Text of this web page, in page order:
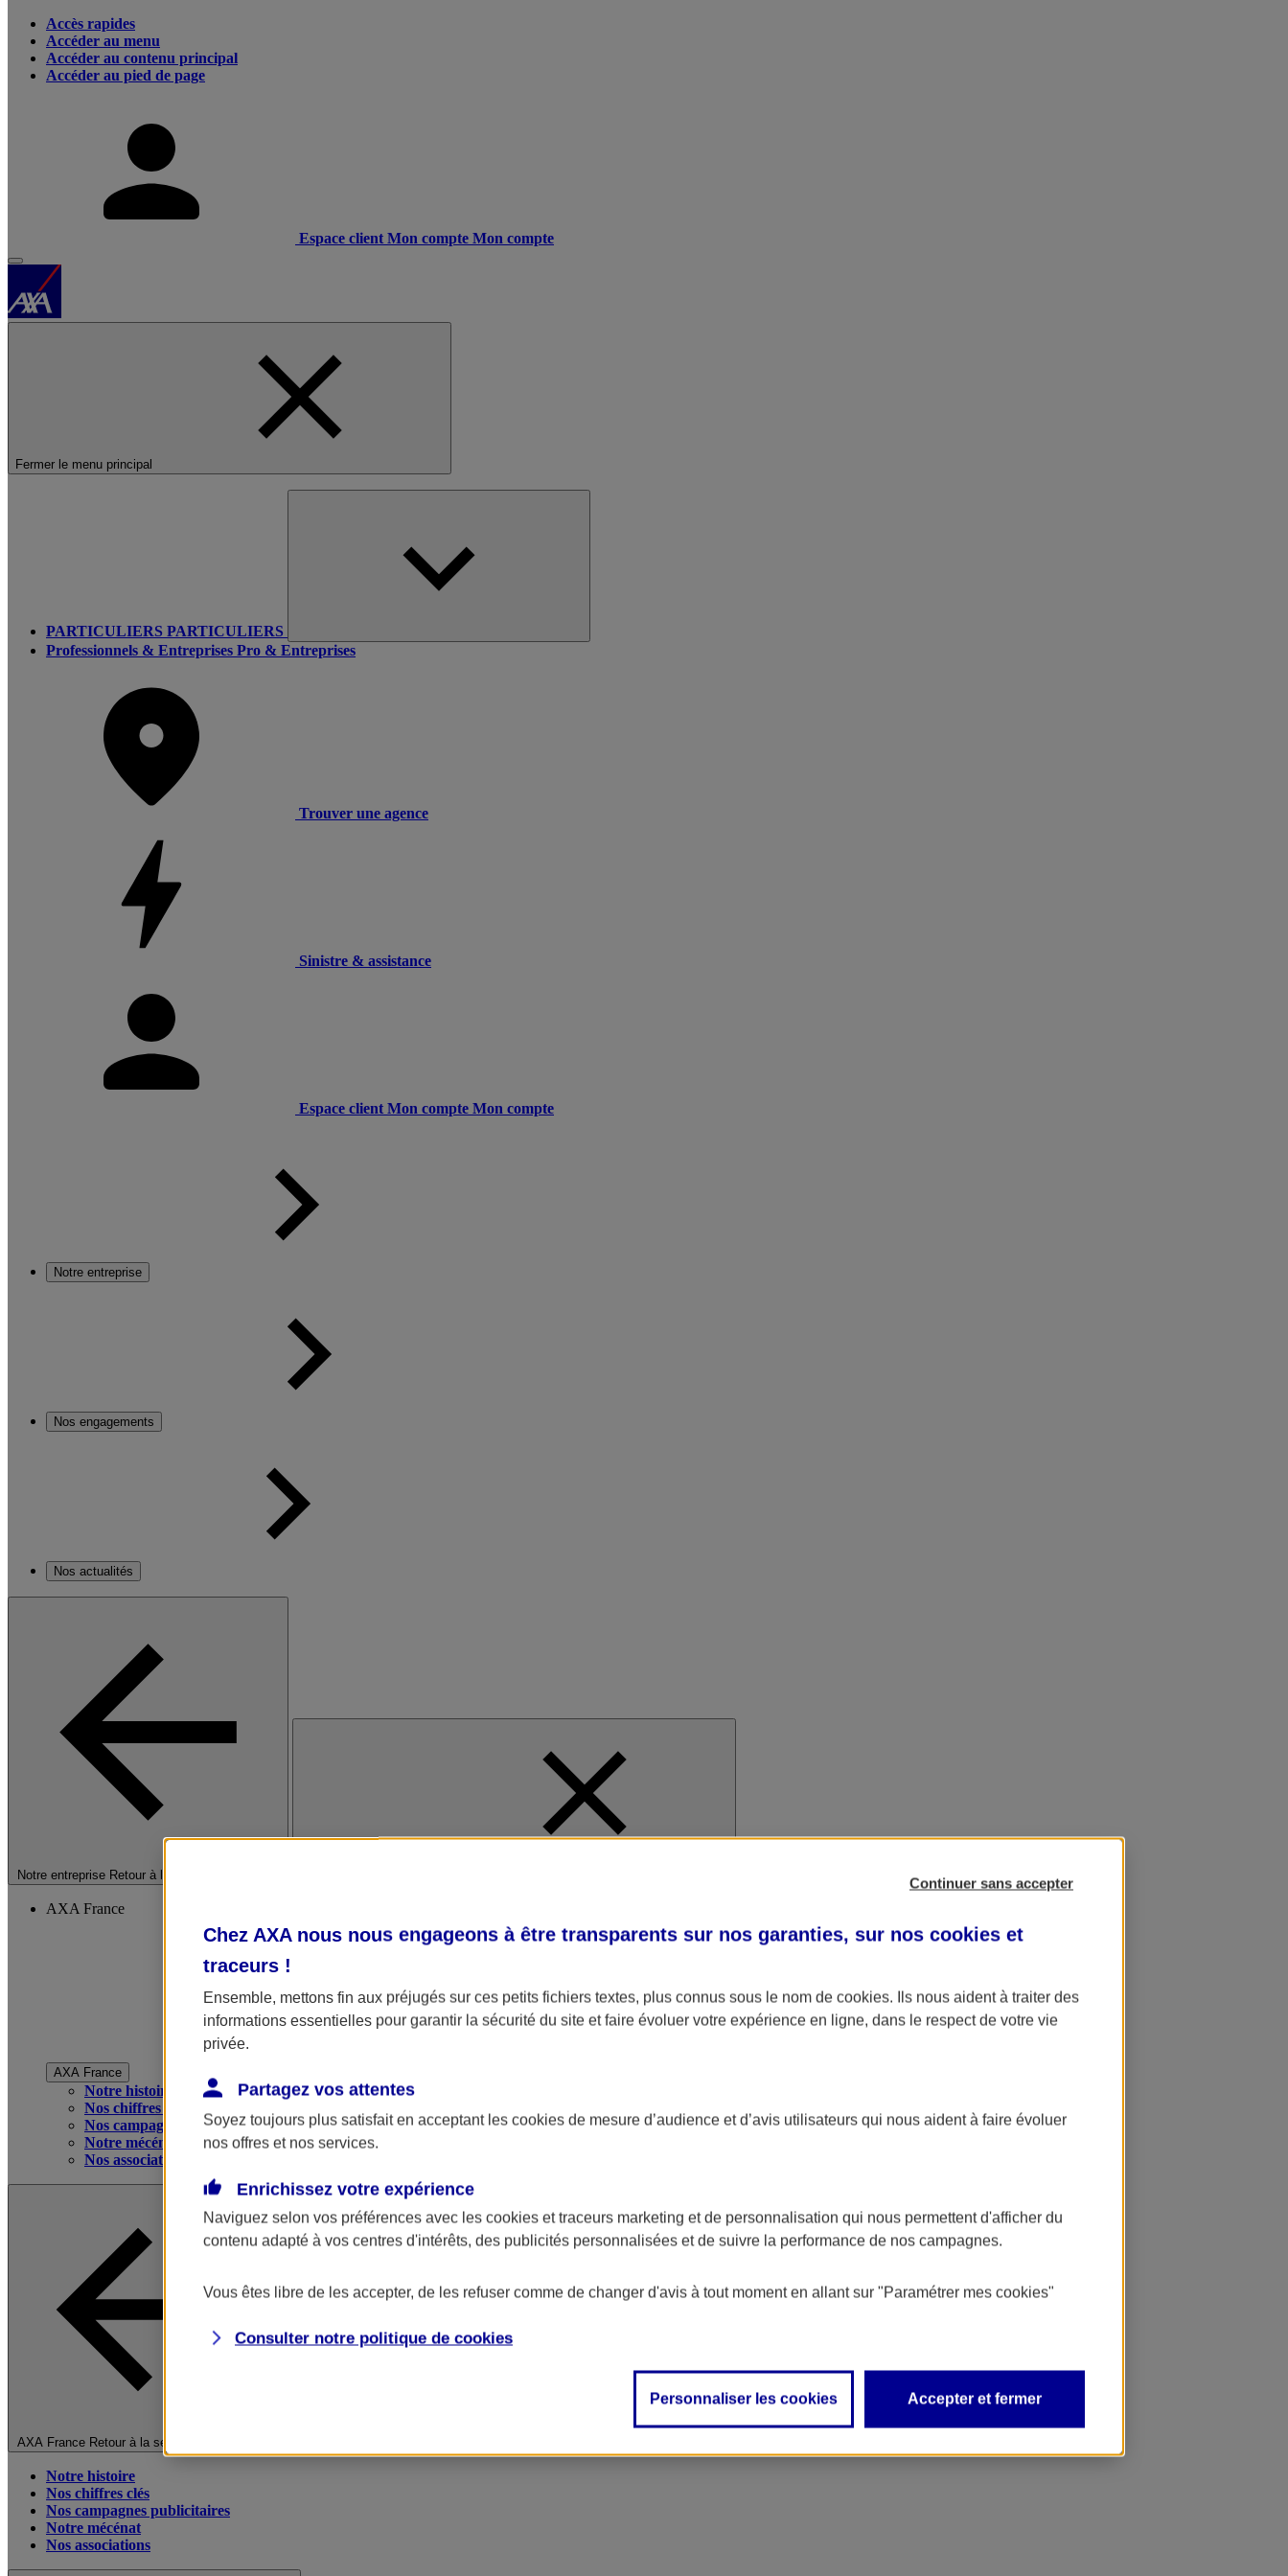
Accès rapides
Accéder au menu
Accéder au contenu principal
Accéder au pied de page
Espace client Mon compte Mon compte
Fermer le menu principal
PARTICULIERS PARTICULIERS
Professionnels & Entreprises Pro & Entreprises
Trouver une agence
Sinistre & assistance
Espace client Mon compte Mon compte
Notre entreprise
Nos engagements
Nos actualités
Notre entreprise Retour à la section précédente
AXA France
AXA France
Notre histoire
Nos chiffres clés
Nos campagnes publicitaires
Notre mécénat
Nos associations
AXA France Retour à la section précédente
Notre histoire
Nos chiffres clés
Nos campagnes publicitaires
Notre mécénat
Nos associations
Continuer sans accepter
Chez AXA nous nous engageons à être transparents sur nos garanties, sur nos cookies et
traceurs !
Ensemble, mettons fin aux préjugés sur ces petits fichiers textes, plus connus sous le nom de cookies. Ils nous aident à traiter des
informations essentielles pour garantir la sécurité du site et faire évoluer votre expérience en ligne, dans le respect de votre vie
privée.
Partagez vos attentes
Soyez toujours plus satisfait en acceptant les cookies de mesure d’audience et d’avis utilisateurs qui nous aident à faire évoluer
nos offres et nos services.
Enrichissez votre expérience
Naviguez selon vos préférences avec les cookies et traceurs marketing et de personnalisation qui nous permettent d'afficher du
contenu adapté à vos centres d'intérêts, des publicités personnalisées et de suivre la performance de nos campagnes.
Vous êtes libre de les accepter, de les refuser comme de changer d'avis à tout moment en allant sur "Paramétrer mes cookies"
Consulter notre politique de cookies
Personnaliser les cookies Accepter et fermer